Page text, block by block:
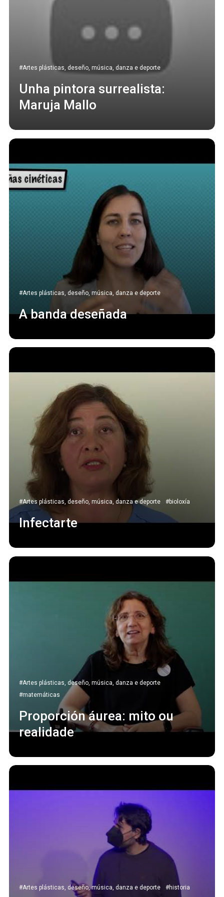
#Artes plásticas, deseño, música, danza e deporte
Unha pintora surrealista:
Maruja Mallo
#Artes plásticas, deseño, música, danza e deporte
A banda deseñada
#Artes plásticas, deseño, música, danza e deporte #bioloxía
Infectarte
#Artes plásticas, deseño, música, danza e deporte
#matemáticas
Proporción áurea: mito ou
realidade
#Artes plásticas, deseño, música, danza e deporte #historia